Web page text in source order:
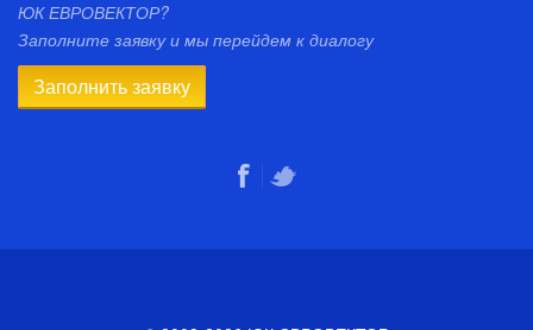
ЮК ЕВРОВЕКТОР?
Заполните заявку и мы перейдем к диалогу
Заполнить заявку